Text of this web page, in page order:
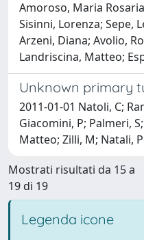
Amoroso, Maria
Sisinni, Lorenza; Sepe,
Arzeni, Diana; Avolio,
Landriscina, Matteo;
Unknown primary
2011-01-01 Natoli, C;
Giacomini, P; Palmeri,
Matteo; Zilli, M; Natali,
Mostrati risultati da 15 a
19 di 19
Legenda icone